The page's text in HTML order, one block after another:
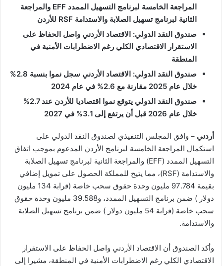
المراجعة الخامسة لبرنامج التسهيل الممدد EFF والمراجعة
الثانية لبرنامج تسهيل الصلابة والاستدامة RSF للأردن
صندوق النقد الدولي: الاقتصاد الأردني واصل الحفاظ على
الاستقرار الاقتصادي الكلي رغم الاضطرابات الأمنية في
المنطقة
صندوق النقد الدولي: الاقتصاد الأردني سجل نموا بنسبة 2.8%
خلال عام 2025 مقارنة مع 2.6% في عام 2024
صندوق النقد الدولي يتوقع نموا اقتصاديا للأردن عند 2.7%
خلال عام 2026 قبل أن يرتفع إلى 3.1% في 2027
أردني – وافق المجلس التنفيذي لصندوق النقد الدولي على
استكمال المراجعة الخامسة لبرنامج الأردن المدعوم بموجب اتفاق
التسهيل الممدد (EFF) والمراجعة الثانية لبرنامج تسهيل الصلابة
والاستدامة (RSF)، مما يتيح للمملكة الحصول على تمويل إضافي
بقيمة 97.784 مليون وحدة حقوق سحب خاصة (قرابة 134 مليون
دولار ) ضمن برنامج التسهيل الممدد، و39.588 مليون وحدة حقوق
سحب خاصة (قرابة 54 مليون دولار ) ضمن برنامج تسهيل الصلابة
والاستدامة.
وأكد الصندوق أن الاقتصاد الأردني واصل الحفاظ على الاستقرار
الاقتصادي الكلي رغم الاضطرابات الأمنية في المنطقة، مشيرا إلى